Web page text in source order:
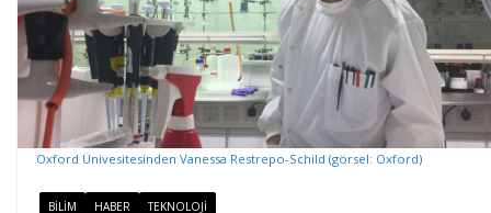
Oxford Ünivesitesinden Vanessa Restrepo-Schild (görsel: Oxford)
BILIM HABER TEKNOLOJI